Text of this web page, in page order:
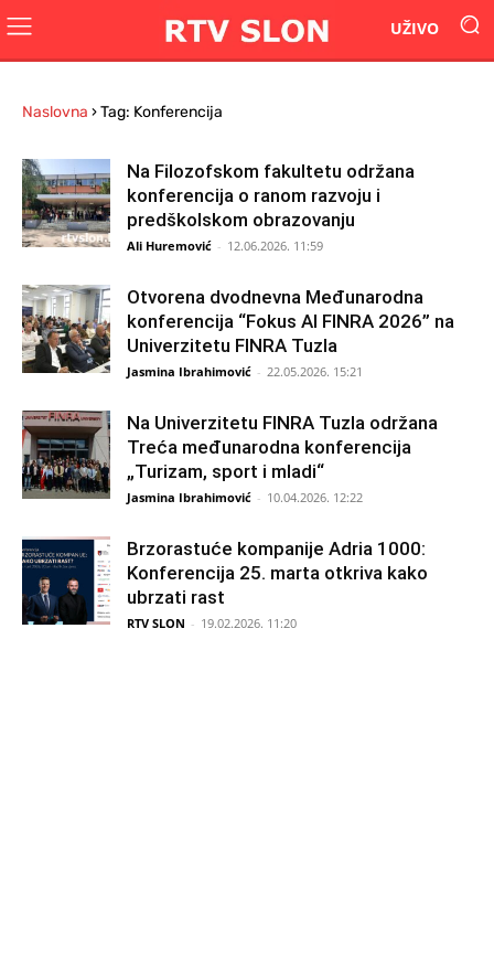
UŽIVO
Naslovna ›Tag: Konferencija
Na Filozofskom fakultetu održana
konferencija o ranom razvoju i
predškolskom obrazovanju
Ali Huremović - 12.06.2026. 11:59
Otvorena dvodnevna Međunarodna
konferencija “Fokus AI FINRA 2026” na
Univerzitetu FINRA Tuzla
Jasmina Ibrahimović - 22.05.2026. 15:21
Na Univerzitetu FINRA Tuzla održana
Treća međunarodna konferencija
„Turizam, sport i mladi“
Jasmina Ibrahimović - 10.04.2026. 12:22
Brzorastuće kompanije Adria 1000:
Konferencija 25. marta otkriva kako
ubrzati rast
RTV SLON - 19.02.2026. 11:20